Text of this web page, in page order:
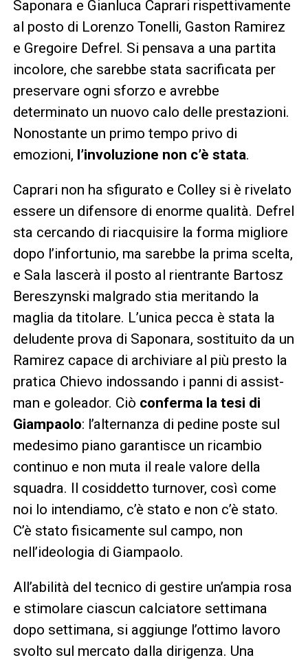
Saponara e Gianluca Caprari rispettivamente
al posto di Lorenzo Tonelli, Gaston Ramirez
e Gregoire Defrel. Si pensava a una partita
incolore, che sarebbe stata sacrificata per
preservare ogni sforzo e avrebbe
determinato un nuovo calo delle prestazioni.
Nonostante un primo tempo privo di
emozioni, l’involuzione non c’è stata.
Caprari non ha sfigurato e Colley si è rivelato
essere un difensore di enorme qualità. Defrel
sta cercando di riacquisire la forma migliore
dopo l’infortunio, ma sarebbe la prima scelta,
e Sala lascerà il posto al rientrante Bartosz
Bereszynski malgrado stia meritando la
maglia da titolare. L’unica pecca è stata la
deludente prova di Saponara, sostituito da un
Ramirez capace di archiviare al più presto la
pratica Chievo indossando i panni di assist-
man e goleador. Ciò conferma la tesi di
Giampaolo: l’alternanza di pedine poste sul
medesimo piano garantisce un ricambio
continuo e non muta il reale valore della
squadra. Il cosiddetto turnover, così come
noi lo intendiamo, c’è stato e non c’è stato.
C’è stato fisicamente sul campo, non
nell’ideologia di Giampaolo.
All’abilità del tecnico di gestire un’ampia rosa
e stimolare ciascun calciatore settimana
dopo settimana, si aggiunge l’ottimo lavoro
svolto sul mercato dalla dirigenza. Una